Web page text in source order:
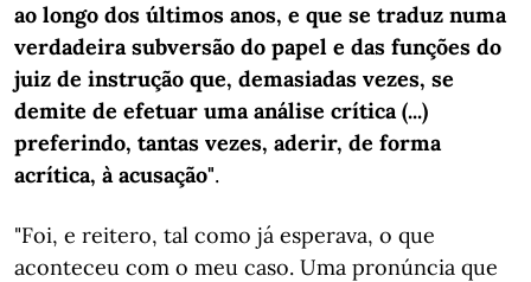
ao longo dos últimos anos, e que se traduz numa
verdadeira subversão do papel e das funções do
juiz de instrução que, demasiadas vezes, se
demite de efetuar uma análise crítica (...)
preferindo, tantas vezes, aderir, de forma
acrítica, à acusação".
"Foi, e reitero, tal como já esperava, o que
aconteceu com o meu caso. Uma pronúncia que